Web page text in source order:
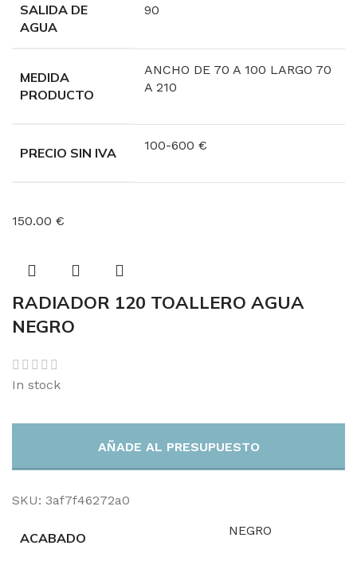
SALIDA DE
AGUA
90
MEDIDA
PRODUCTO
ANCHO DE 70 A 100 LARGO 70
A 210
PRECIO SIN IVA 100-600 €
150.00 €
RADIADOR 120 TOALLERO AGUA
NEGRO
In stock
AÑADE AL PRESUPUESTO
SKU: 3af7f46272a0
ACABADO NEGRO